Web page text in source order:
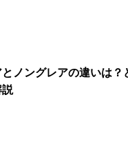
ノングレアの違いは？
説